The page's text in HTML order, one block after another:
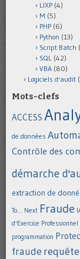
LIXP (4)
M (5)
PHP (6)
Python (13)
Script Batch
SQL (42)
VBA (80)
Logiciels d'audit
Mots-clefs
ACCESS
de données
Contrôle des
démarche
extraction de
To... Next Fraude
d'Exercice Professionnel
programmation
fraude